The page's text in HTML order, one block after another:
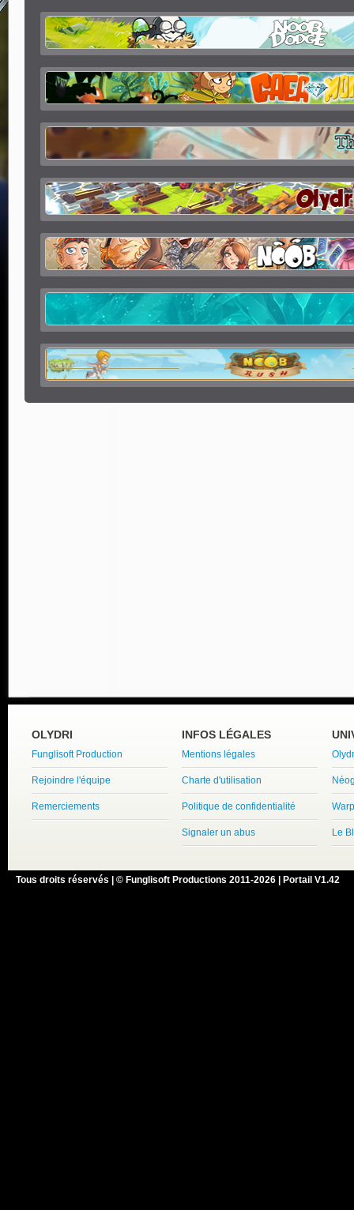
OLYDRI
Funglisoft Production
Rejoindre l'équipe
Remerciements
INFOS LÉGALES
Mentions légales
Charte d'utilisation
Politique de confidentialité
Signaler un abus Le
Tous droits réservés | © Funglisoft Productions 2011-2026 | Portail V1.42